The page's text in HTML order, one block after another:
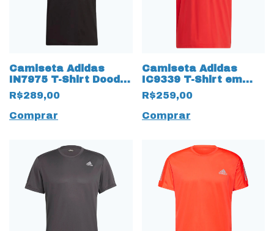
Camiseta Adidas
IN7975 T-Shirt Doodle
Black
R$289,00
Comprar
Camiseta Adidas
IC9339 T-Shirt em
algodão Vermelho
R$259,00
Comprar